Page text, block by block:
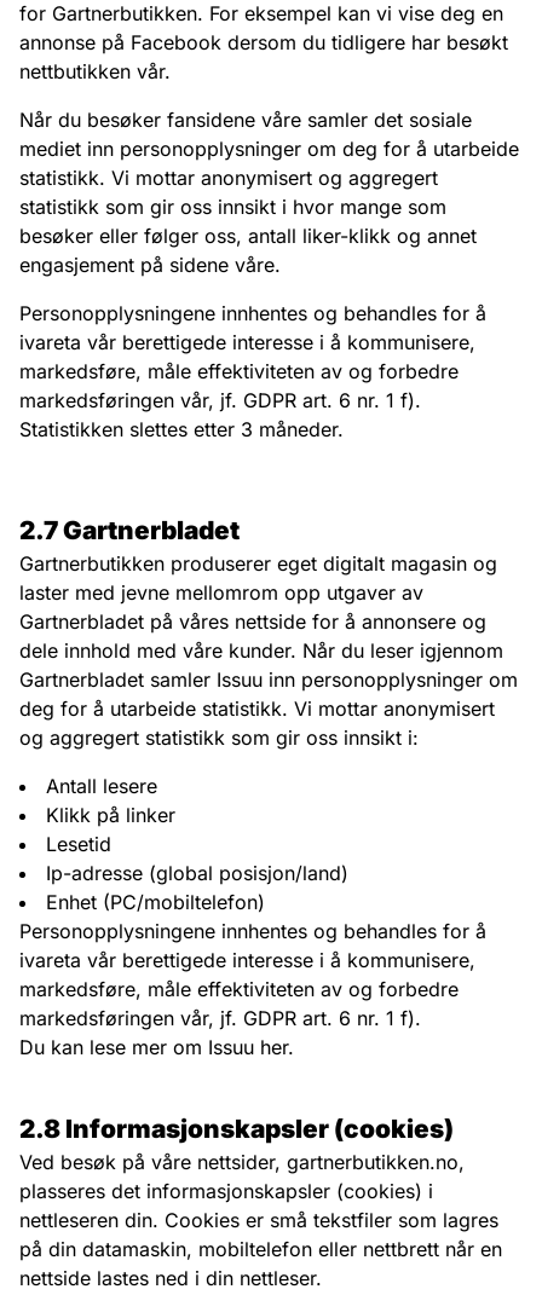
for Gartnerbutikken. For eksempel kan vi vise deg en
annonse på Facebook dersom du tidligere har besøkt
nettbutikken vår.
Når du besøker fansidene våre samler det sosiale
mediet inn personopplysninger om deg for å utarbeide
statistikk. Vi mottar anonymisert og aggregert
statistikk som gir oss innsikt i hvor mange som
besøker eller følger oss, antall liker-klikk og annet
engasjement på sidene våre.
Personopplysningene innhentes og behandles for å
ivareta vår berettigede interesse i å kommunisere,
markedsføre, måle effektiviteten av og forbedre
markedsføringen vår, jf. GDPR art. 6 nr. 1 f).
Statistikken slettes etter 3 måneder.
2.7 Gartnerbladet
Gartnerbutikken produserer eget digitalt magasin og
laster med jevne mellomrom opp utgaver av
Gartnerbladet på våres nettside for å annonsere og
dele innhold med våre kunder. Når du leser igjennom
Gartnerbladet samler Issuu inn personopplysninger om
deg for å utarbeide statistikk. Vi mottar anonymisert
og aggregert statistikk som gir oss innsikt i:
Antall lesere
Klikk på linker
Lesetid
Ip-adresse (global posisjon/land)
Enhet (PC/mobiltelefon)
Personopplysningene innhentes og behandles for å
ivareta vår berettigede interesse i å kommunisere,
markedsføre, måle effektiviteten av og forbedre
markedsføringen vår, jf. GDPR art. 6 nr. 1 f).
Du kan lese mer om Issuu her.
2.8 Informasjonskapsler (cookies)
Ved besøk på våre nettsider, gartnerbutikken.no,
plasseres det informasjonskapsler (cookies) i
nettleseren din. Cookies er små tekstfiler som lagres
på din datamaskin, mobiltelefon eller nettbrett når en
nettside lastes ned i din nettleser.